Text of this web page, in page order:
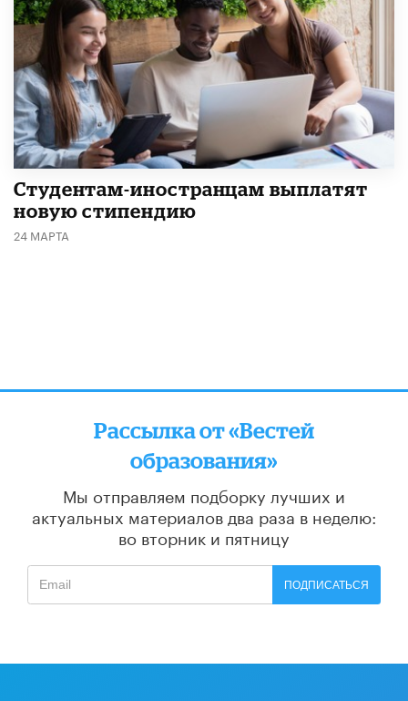
Студентам-иностранцам выплатят
новую стипендию
24 МАРТА
Рассылка от «Вестей
образования»
Мы отправляем подборку лучших и
актуальных материалов два раза в неделю:
во вторник и пятницу
ПОДПИСАТЬСЯ